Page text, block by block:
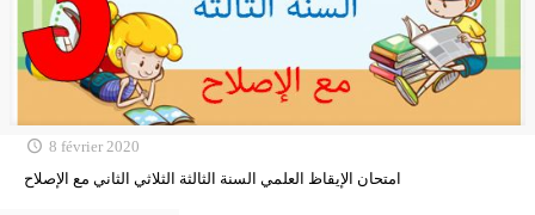
8 février 2020
امتحان الإيقاظ العلمي السنة الثالثة الثلاثي الثاني مع الإصلاح